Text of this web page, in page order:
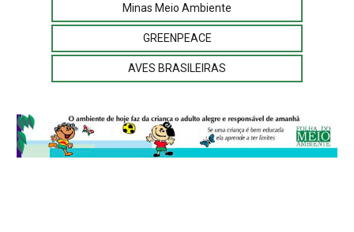
Minas Meio Ambiente
GREENPEACE
AVES BRASILEIRAS